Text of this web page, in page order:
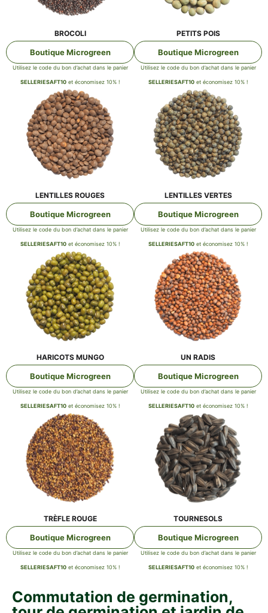
BRO­CO­LI
Bou­tique Microgreen
Uti­li­sez le code du bon d’achat dans le panier
SELLERIESAFT10et éco­no­mi­sez 10% !
PETITS POIS
Bou­tique Microgreen
Uti­li­sez le code du bon d’achat dans le panier
SELLERIESAFT10et éco­no­mi­sez 10% !
LEN­TIL­LES ROUGES
Bou­tique Microgreen
Uti­li­sez le code du bon d’achat dans le panier
SELLERIESAFT10et éco­no­mi­sez 10% !
LEN­TIL­LES VERTES
Bou­tique Microgreen
Uti­li­sez le code du bon d’achat dans le panier
SELLERIESAFT10et éco­no­mi­sez 10% !
HARI­COTS MUNGO
Bou­tique Microgreen
Uti­li­sez le code du bon d’achat dans le panier
SELLERIESAFT10et éco­no­mi­sez 10% !
UN RADIS
Bou­tique Microgreen
Uti­li­sez le code du bon d’achat dans le panier
SELLERIESAFT10et éco­no­mi­sez 10% !
TRÈF­LE ROUGE
Bou­tique Microgreen
Uti­li­sez le code du bon d’achat dans le panier
SELLERIESAFT10et éco­no­mi­sez 10% !
TOUR­NE­SOLS
Bou­tique Microgreen
Uti­li­sez le code du bon d’achat dans le panier
SELLERIESAFT10et éco­no­mi­sez 10% !
Com­mu­ta­ti­on de ger­mi­na­ti­on,